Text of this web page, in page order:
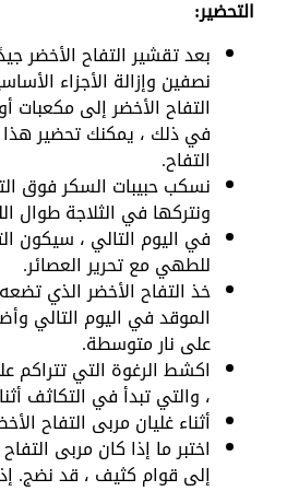
التحضير:
بعد تقشير التفاح الأخضر
نصفين وإزالة الأجزاء
التفاح الأخضر إلى مكعبات
في ذلك ، يمكنك تحضير
التفاح.
نسكب حبيبات السكر فوق
ونتركها في الثلاجة طوال
في اليوم التالي ، سيكون
للطهي مع تحرير العصائر.
خذ التفاح الأخضر الذي
الموقد في اليوم التالي
على نار متوسطة.
اكشط الرغوة التي تتراكم
، والتي تبدأ في التكاثف
أثناء غليان مربى التفاح
اختبر ما إذا كان مربى
إلى قوام كثيف ، قد نضج.